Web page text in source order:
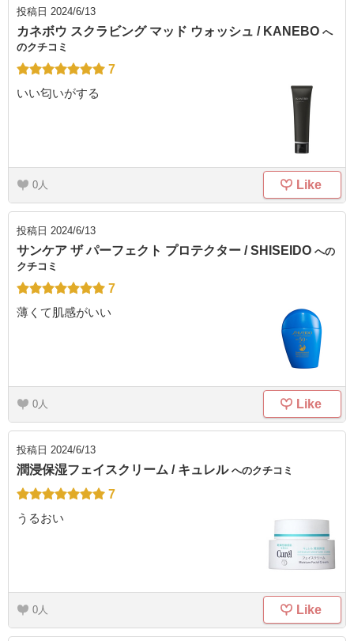
投稿日 2024/6/13
カネボウ スクラビング マッド ウォッシュ / KANEBO へ
のクチコミ
7
いい匂いがする
0 Like
投稿日 2024/6/13
サンケア ザ パーフェクト プロテクター / SHISEIDO への
クチコミ
7
薄くて肌感がいい
0 Like
投稿日 2024/6/13
潤浸保湿フェイスクリーム / キュレル へのクチコミ
7
うるおい
0 Like